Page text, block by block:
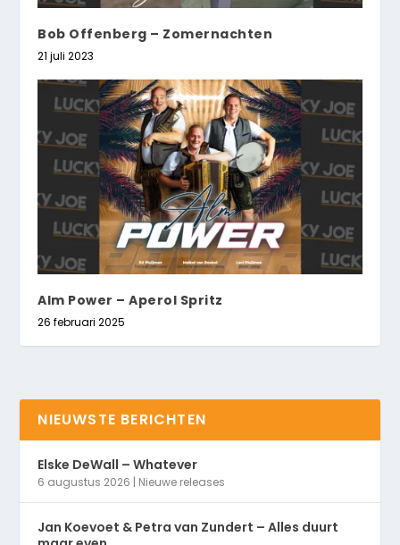
Bob Offenberg – Zomernachten
21 juli 2023
Alm Power – Aperol Spritz
26 februari 2025
NIEUWSTE BERICHTEN
Elske DeWall – Whatever
6 augustus 2026 | Nieuwe releases
Jan Koevoet & Petra van Zundert – Alles duurt